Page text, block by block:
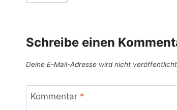
Schreibe einen
Deine E-Mail-Adresse wird nicht
Kommentar *